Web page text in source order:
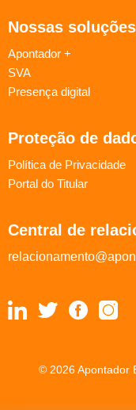
Nossas soluções
Apontador +
SVA
Presença digital
Proteção de
Política de Privacidade
Portal do Titular
Central de
© 2026 Apontador